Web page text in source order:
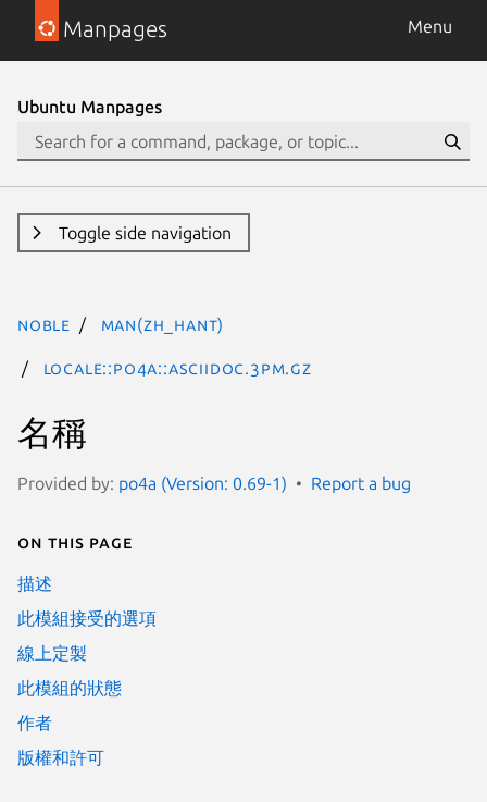
Manpages Menu
Ubuntu Manpages
Toggle side navigation
noble man(zh_Hant)
Locale::Po4a::AsciiDoc.3pm.gz
名稱
Provided by: po4a (Version: 0.69-1) Report a bug
On this page
描述
此模組接受的選項
線上定製
此模組的狀態
作者
版權和許可